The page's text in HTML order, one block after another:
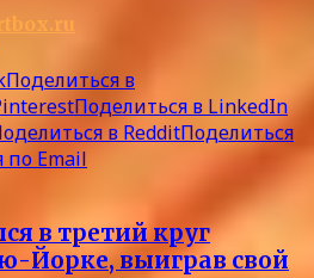
Поделиться в
Поделиться в LinkedIn
в RedditПоделиться
по Email
в третий круг
Йорке, выиграв свой